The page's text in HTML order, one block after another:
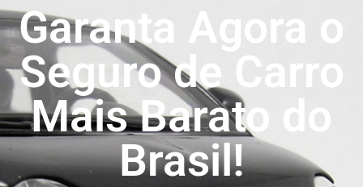
Garanta Agora o
Seguro de Carro
Mais Barato do
Brasil!